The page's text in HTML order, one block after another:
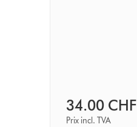
34.00 CHF
Prix incl. TVA